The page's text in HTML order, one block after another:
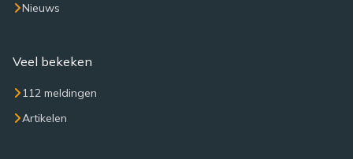
Nieuws
Veel bekeken
112 meldingen
Artikelen